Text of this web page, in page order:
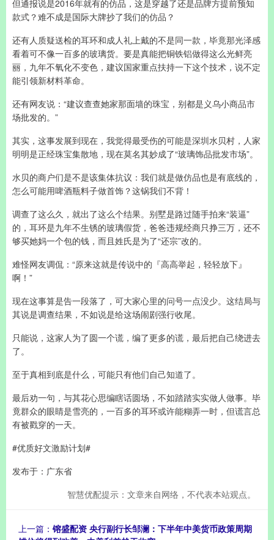
但通报说是2016年就有的仿品，这是穿越了还是品牌方提前预知
款式？难不成是国际大牌抄了我们的仿品？
还有人质疑送检的耳环和成人礼上戴的不是同一款，毕竟那光泽感
看着可不像一百多的玻璃货。要是真能把铜铁铝做得这么光鲜亮
丽，九年不氧化不变色，建议国家重点扶持一下这个技术，说不定
能引领新材料革命。
还有网友说：“建议查查她家那面墙的珠宝，别都是义乌小商品市
场批发的。”
其实，这事发展到现在，我觉得最受伤的可能是深圳水贝村，人家
明明是正经珠宝集散地，现在莫名其妙成了“玻璃饰品批发市场”。
水贝的商户们是不是该集体抗议：我们就是做仿品也是有底线的，
怎么可能用啤酒瓶料子做首饰？这锅我们不背！
调查了这么久，就出了这么个结果。别墅是路过随手拍来“装逼”
的，耳环是九年不生锈的玻璃假货，爸爸违规经商只挣三万，还不
够买她妈一个包的钱，而且姓氏是为了“还宗”改的。
难怪网友调侃：“原来这就是传说中的『高高举起，轻轻放下』
啊！”
现在这事算是告一段落了，可大家心里的问号一点没少。这结局与
其说是调查结果，不如说是给这场闹剧强行收尾。
只能说，这家人为了圆一个谎，编了更多的谎，最后把自己绕进去
了。
至于真相到底是什么，可能只有他们自己知道了。
最后劝一句，与其花心思编瞎话圆场，不如踏踏实实做人做事。毕
竟群众的眼睛是雪亮的，一百多的耳环或许能糊弄一时，但谎言总
有被戳穿的一天。
#优质好文激励计划#
发布于：广东省
智慧优配提示：文章来自网络，不代表本站观点。
上一篇： 镕盛配资 央行副行长邹澜：下半年中美货币政策周期